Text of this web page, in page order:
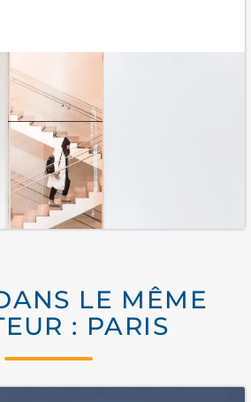
LE MÊME
: PARIS